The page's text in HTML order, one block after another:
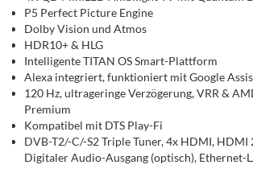
P5 Perfect Picture Engine
Dolby Vision und Atmos
HDR10+ & HLG
Intelligente TITAN OS Smart-Plattform
Alexa integriert, funktioniert mit Google
120 Hz, ultrageringe Verzögerung, VRR &
Premium
Kompatibel mit DTS Play-Fi
DVB-T2/-C/-S2 Triple Tuner, 4x HDMI, HDMI
Digitaler Audio-Ausgang (optisch), Ethernet-